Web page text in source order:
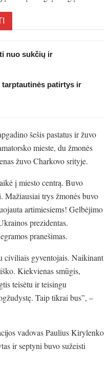
nuo sukčių ir
patirtys ir
šešis pastatus ir žuvo
mieste, du žmonės
žuvo Charkovo srityje.
į miesto centrą. Buvo
Mažiausiai trys žmonės buvo
artimiesiems! Gelbėjimo
prezidentas.
pranešimas.
civiliais gyventojais. Naikinant
Kiekvienas smūgis,
teisėtu ir teisingu
Taip tikrai bus”, –
vadovas Paulius Kirylenko
ir septyni buvo sužeisti